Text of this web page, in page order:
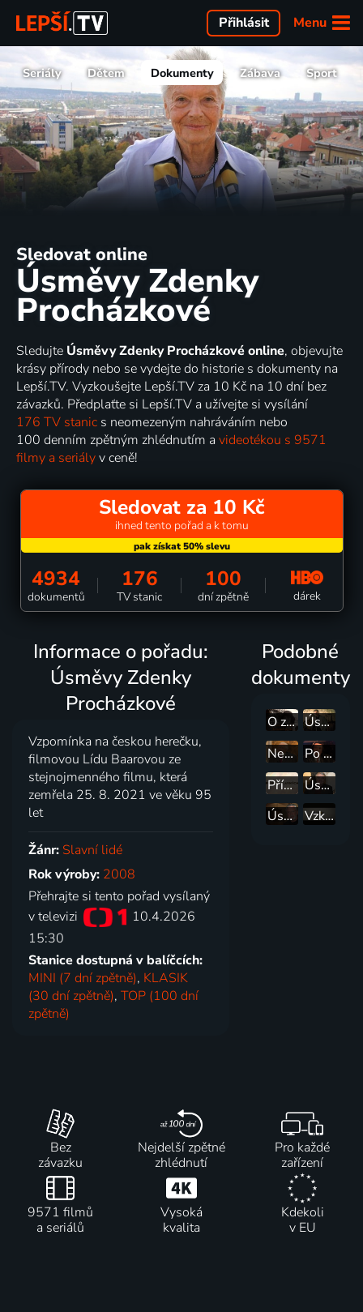
Menu
Přihlásit
Seriály Dětem Dokumenty Zábava Sport
Sledovat online
Úsměvy Zdenky
Procházkové
Sledujte Úsměvy Zdenky Procházkové online, objevujte
krásy přírody nebo se vydejte do historie s dokumenty na
Lepší.TV. Vyzkoušejte Lepší.TV za 10 Kč na 10 dní bez
závazků. Předplaťte si Lepší.TV a užívejte si vysílání
176 TV stanic s neomezeným nahráváním nebo
100 denním zpětným zhlédnutím a videotékou s 9571
filmy a seriályv ceně!
Sledovat za 10 Kč
ihned tento pořad a k tomu
4934
dokumentů
176
TV stanic
100
dní zpětně dárek
Informace o pořadu:
Úsměvy Zdenky
Procházkové
Vzpomínka na českou herečku,
filmovou Lídu Baarovou ze
stejnojmenného filmu, která
zemřela 25. 8. 2021 ve věku 95
let
Žánr: Slavní lidé
Rok výroby: 2008
Přehrajte si tento pořad vysílaný
v televizi
10.4.2026
15:30
Stanice dostupná v balíčcích:
MINI (7 dní zpětně), KLASIK
(30 dní zpětně),TOP (100 dní
zpětně)
Podobné
dokumenty
O zelených očích Krásné paní
Úsměvy Milana Heina
Neobyčejné životy
Po stopách hvězd
Příběhy slavných
Úsměvy Vlastimila Harapese
Úsměvy Gustava Oplustila
Vzkaz Ludvíka Kundery
Bez
závazku
Nejdelší zpětné
zhlédnutí
Pro každé
zařízení
9571 filmů
a seriálů
Vysoká
kvalita
Kdekoli
v EU